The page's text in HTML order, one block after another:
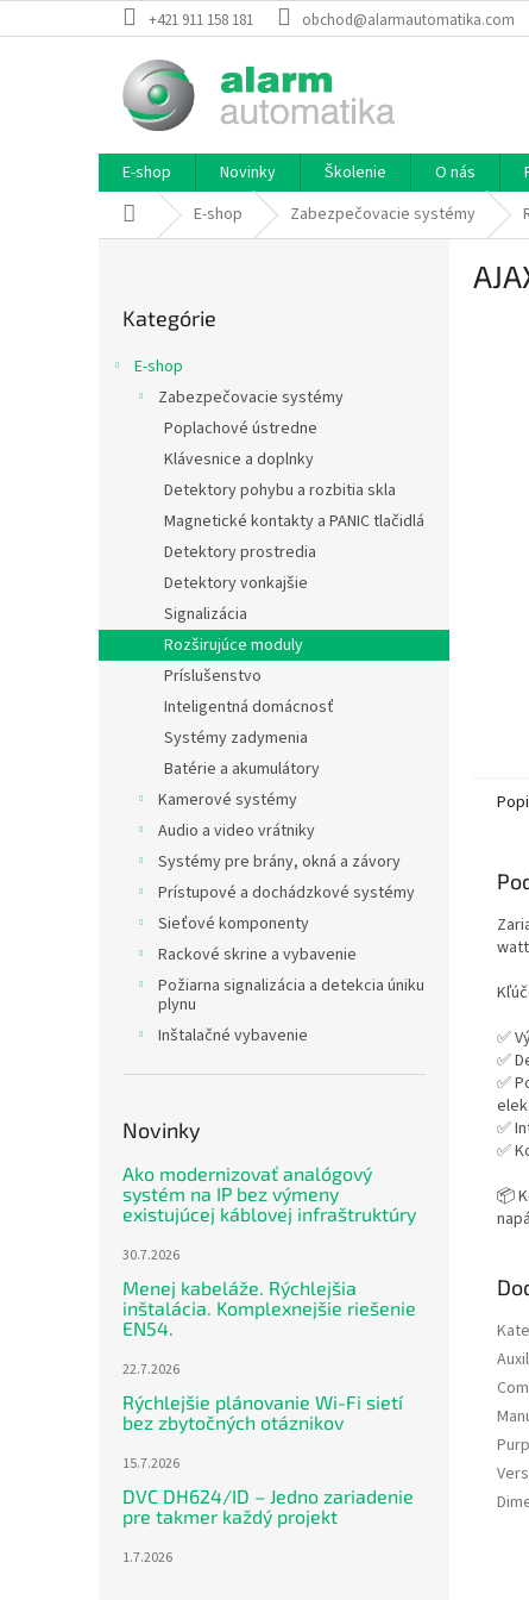
na
+421 911 158 181 obchod@alarmautomatika.com
E-shop Novinky Školenie O nás
DomovE-shop Zabezpečovacie systémy
kategórie
Kategórie
E-shop
Zabezpečovacie systémy
Poplachové ústredne
Klávesnice a doplnky
Detektory pohybu a rozbitia skla
Magnetické kontakty a PANIC tlačidlá
Detektory prostredia
Detektory vonkajšie
Signalizácia
Rozširujúce moduly
Príslušenstvo
Inteligentná domácnosť
Systémy zadymenia
Batérie a akumulátory
Kamerové systémy
Audio a video vrátniky
Systémy pre brány, okná a závory
Prístupové a dochádzkové systémy
Sieťové komponenty
Rackové skrine a vybavenie
Požiarna signalizácia a detekcia úniku
plynu
Inštalačné vybavenie
Novinky
Ako modernizovať analógový
systém na IP bez výmeny
existujúcej káblovej infraštruktúry
30.7.2026
Menej kabeláže. Rýchlejšia
inštalácia. Komplexnejšie riešenie
EN54.
22.7.2026
Rýchlejšie plánovanie Wi-Fi sietí
bez zbytočných otáznikov
15.7.2026
DVC DH624/ID – Jedno zariadenie
pre takmer každý projekt
1.7.2026
✅
✅
✅
✅
✅
📦